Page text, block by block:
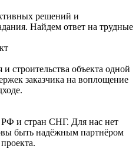
решений и
Найдем ответ на трудные
строительства объекта одной
заказчика на воплощение
РФ и стран СНГ. Для нас нет
быть надёжным партнёром